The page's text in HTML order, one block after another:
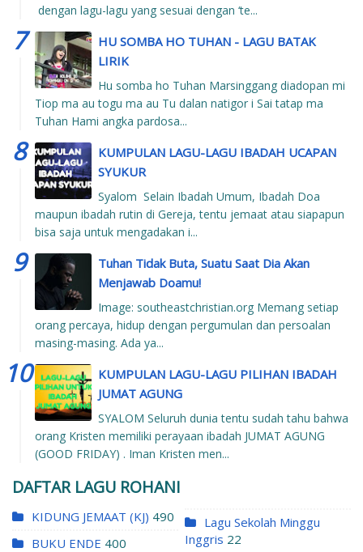
dengan lagu-lagu yang sesuai dengan ‘te...
HU SOMBA HO TUHAN - LAGU BATAK
LIRIK
Hu somba ho Tuhan Marsinggang diadopan mi
Tiop ma au togu ma au Tu dalan natigor i Sai tatap ma
Tuhan Hami angka pardosa...
KUMPULAN LAGU-LAGU IBADAH UCAPAN
SYUKUR
Syalom Selain Ibadah Umum, Ibadah Doa
maupun ibadah rutin di Gereja, tentu jemaat atau siapapun
bisa saja untuk mengadakan i...
Tuhan Tidak Buta, Suatu Saat Dia Akan
Menjawab Doamu!
Image: southeastchristian.org Memang setiap
orang percaya, hidup dengan pergumulan dan persoalan
masing-masing. Ada ya...
KUMPULAN LAGU-LAGU PILIHAN IBADAH
JUMAT AGUNG
SYALOM Seluruh dunia tentu sudah tahu bahwa
orang Kristen memiliki perayaan ibadah JUMAT AGUNG
(GOOD FRIDAY) . Iman Kristen men...
DAFTAR LAGU ROHANI
KIDUNG JEMAAT (KJ) 490
BUKU ENDE 400
Lagu Sekolah Minggu
Inggris 22